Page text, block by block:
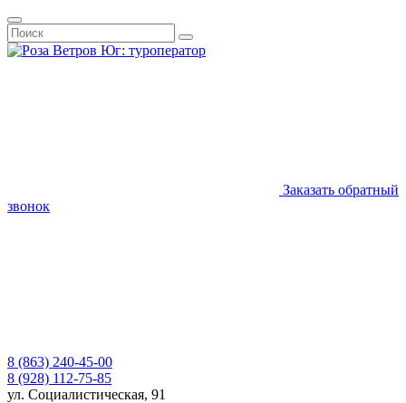
Заказать обратный
звонок
8 (863) 240-45-00
8 (928) 112-75-85
ул. Социалистическая, 91